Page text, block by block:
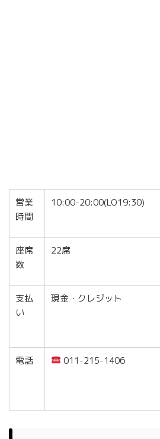
営業
時間
10:00-20:00(LO19:30)
座席
数
22席
支払
い
現金・クレジット
電話 011-215-1406